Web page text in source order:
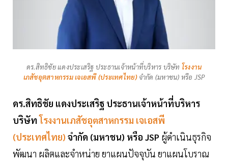
ดร.สิทธิชัย แดงประเสริฐ ประธานเจ้าหน้าที่บริหาร บริษัท โรงงาน
เภสัชอุตสาหกรรม เจเอสพี (ประเทศไทย) จำกัด (มหาชน) หรือ JSP
ดร.สิทธิชัย แดงประเสริฐ ประธานเจ้าหน้าที่บริหาร
บริษัทโรงงานเภสัชอุตสาหกรรม เจเอสพี
(ประเทศไทย) จำกัด (มหาชน) หรือ JSP ผู้ดำเนินธุรกิจ
พัฒนา ผลิตและจำหน่าย ยาแผนปัจจุบัน ยาแผนโบราณ